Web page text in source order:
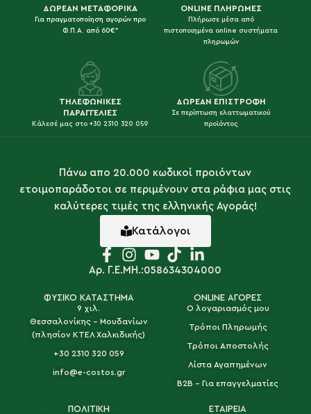
ΔΩΡΕΑΝ ΜΕΤΑΦΟΡΙΚΑ
Για πραγματοποίηση αγορών προ
Φ.Π.Α. από 60€*
ONLINE ΠΛΗΡΩΜΕΣ
Πλήρωσε μέσα από
πιστοποιημένα online συστήματα
πληρωμών
ΤΗΛΕΦΩΝΙΚΕΣ
ΠΑΡΑΓΓΕΛΙΕΣ
Κάλεσέ μας στο +30 2310 320 059
ΔΩΡΕΑΝ ΕΠΙΣΤΡΟΦΗ
Σε περίπτωση ελαττωματικού
προϊόντος
Πάνω απο 20.000 κωδικοί προιόντων
ετοιμοπαράδοτοι σε περιμένουν στα ράφια μας στις
καλύτερες τιμές της ελληνικής Αγοράς!
Κατάλογοι
Αρ. Γ.Ε.ΜΗ.:058634304000
ΦΥΣΙΚΟ ΚΑΤΑΣΤΗΜΑ
9 χιλ.
Θεσσαλονίκης - Μουδανίων
(πλησίον ΚΤΕΛ Χαλκιδικής)
+30 2310 320 059
info@e-costos.gr
ONLINE ΑΓΟΡΕΣ
Ο λογαριασμός μου
Τρόποι Πληρωμής
Τρόποι Αποστολής
Λίστα Αγαπημένων
B2B - Για επαγγελματίες
ΠΟΛΙΤΙΚΗ ΕΤΑΙΡΕΙΑ